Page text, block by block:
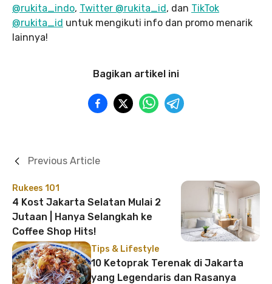
@rukita_indo, Twitter @rukita_id, dan TikTok
@rukita_id untuk mengikuti info dan promo menarik
lainnya!
Bagikan artikel ini
Rukees 101
4 Kost Jakarta Selatan Mulai 2
Jutaan | Hanya Selangkah ke
Coffee Shop Hits!
Previous Article
Tips & Lifestyle
10 Ketoprak Terenak di Jakarta
yang Legendaris dan Rasanya